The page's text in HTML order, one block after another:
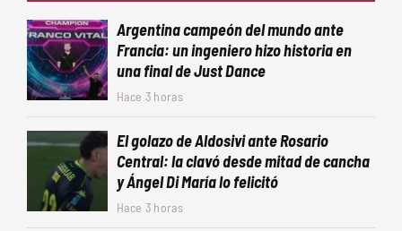
Argentina campeón del mundo ante
Francia: un ingeniero hizo historia en
una final de Just Dance
Hace 3 horas
El golazo de Aldosivi ante Rosario
Central: la clavó desde mitad de cancha
y Ángel Di María lo felicitó
Hace 3 horas